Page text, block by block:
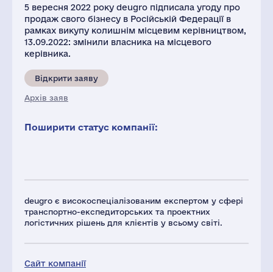
deugro є високоспеціалізованим експертом у сфері
транспортно-експедиторських та проектних
логістичних рішень для клієнтів у всьому світі.
Сайт компанії
5 вересня 2022 року deugro підписала угоду про
продаж свого бізнесу в Російській Федерації в
рамках викупу колишнім місцевим керівництвом,
13.09.2022: змінили власника на місцевого
керівника.
Відкрити заяву
Архів заяв
Поширити статус компанії: